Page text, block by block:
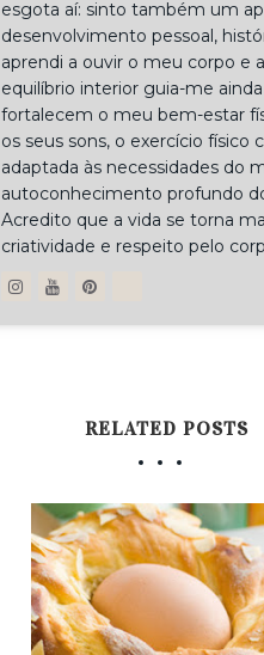
esgota aí: sinto também um
desenvolvimento pessoal,
aprendi a ouvir o meu corpo e
equilíbrio interior guia-me
fortalecem o meu bem-estar
os seus sons, o exercício
adaptada às necessidades do
autoconhecimento profundo
Acredito que a vida se torna
criatividade e respeito pelo
RELATED POSTS